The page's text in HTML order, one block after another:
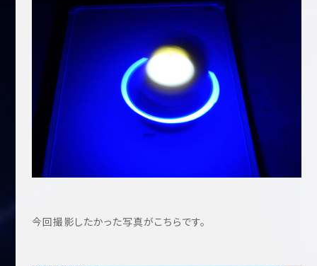
今回撮影したかった写真がこちらです。